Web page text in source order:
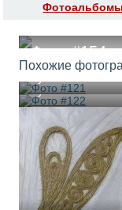
Фотоальбомы
Фото #154
Похожие
Lyubov